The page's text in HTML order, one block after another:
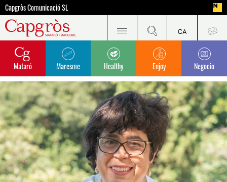
Capgròs Comunicació SL
Mataró Maresme Healthy Enjoy Negocio